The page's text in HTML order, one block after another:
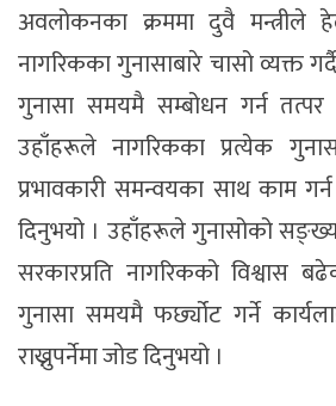
अवलोकनका क्रममा दुवै मन्त्रीले
नागरिकका गुनासाबारे चासो व्यक्त
गुनासा समयमै सम्बोधन गर्न
उहाँहरूले नागरिकका प्रत्येक
प्रभावकारी समन्वयका साथ काम गर्न
दिनुभयो । उहाँहरूले गुनासोको
सरकारप्रति नागरिकको विश्वास
गुनासा समयमै फर्छ्योट गर्ने
राख्नुपर्नेमा जोड दिनुभयो ।